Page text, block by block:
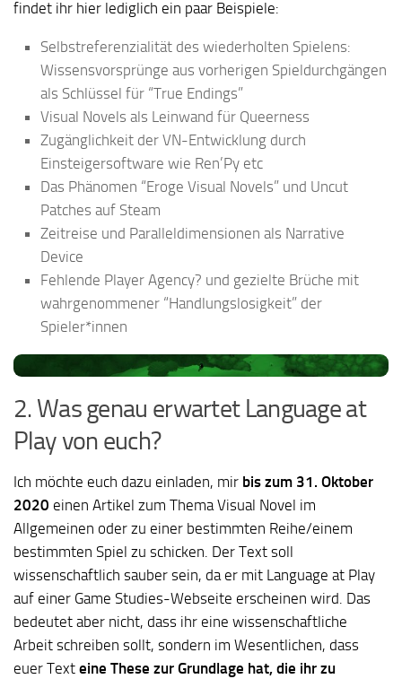
findet ihr hier lediglich ein paar Beispiele:
Selbstreferenzialität des wiederholten Spielens:
Wissensvorsprünge aus vorherigen Spieldurchgängen
als Schlüssel für “True Endings”
Visual Novels als Leinwand für Queerness
Zugänglichkeit der VN-Entwicklung durch
Einsteigersoftware wie Ren’Py etc
Das Phänomen “Eroge Visual Novels” und Uncut
Patches auf Steam
Zeitreise und Paralleldimensionen als Narrative
Device
Fehlende Player Agency? und gezielte Brüche mit
wahrgenommener “Handlungslosigkeit” der
Spieler*innen
2. Was genau erwartet Language at
Play von euch?
Ich möchte euch dazu einladen, mir bis zum 31. Oktober
2020 einen Artikel zum Thema Visual Novel im
Allgemeinen oder zu einer bestimmten Reihe/einem
bestimmten Spiel zu schicken. Der Text soll
wissenschaftlich sauber sein, da er mit Language at Play
auf einer Game Studies-Webseite erscheinen wird. Das
bedeutet aber nicht, dass ihr eine wissenschaftliche
Arbeit schreiben sollt, sondern im Wesentlichen, dass
euer Text eine These zur Grundlage hat, die ihr zu